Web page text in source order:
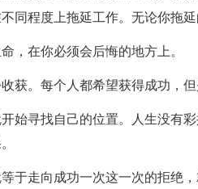
同程度上拖延工作。无论你拖
，在你必须会后悔的地方上。
获。每个人都希望获得成功，
始寻找自己的位置。人生没有
于走向成功一次这一次的拒绝